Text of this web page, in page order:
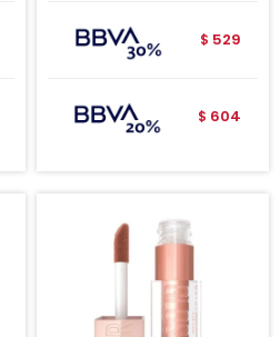
$ 529
$ 604